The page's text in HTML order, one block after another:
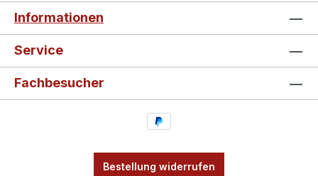
Informationen
Service
Fachbesucher
Bestellung widerrufen